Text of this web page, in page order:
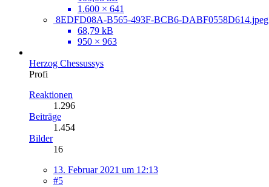
1.600 × 641
8EDFD08A-B565-493F-BCB6-DABF0558D614.jpeg
68,79 kB
950 × 963
Herzog Chessussys
Profi
Reaktionen
1.296
Beiträge
1.454
Bilder
16
13. Februar 2021 um 12:13
#5